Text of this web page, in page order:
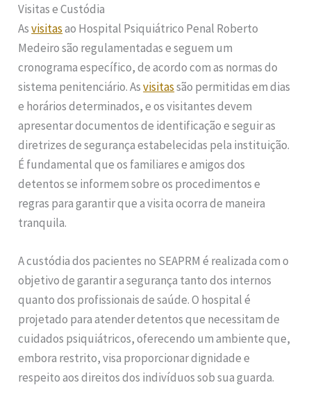
Visitas e Custódia
Asvisitasao Hospital Psiquiátrico Penal Roberto
Medeiro são regulamentadas e seguem um
cronograma específico, de acordo com as normas do
sistema penitenciário. Asvisitassão permitidas em dias
e horários determinados, e os visitantes devem
apresentar documentos de identificação e seguir as
diretrizes de segurança estabelecidas pela instituição.
É fundamental que os familiares e amigos dos
detentos se informem sobre os procedimentos e
regras para garantir que a visita ocorra de maneira
tranquila.
A custódia dos pacientes no SEAPRM é realizada com o
objetivo de garantir a segurança tanto dos internos
quanto dos profissionais de saúde. O hospital é
projetado para atender detentos que necessitam de
cuidados psiquiátricos, oferecendo um ambiente que,
embora restrito, visa proporcionar dignidade e
respeito aos direitos dos indivíduos sob sua guarda.